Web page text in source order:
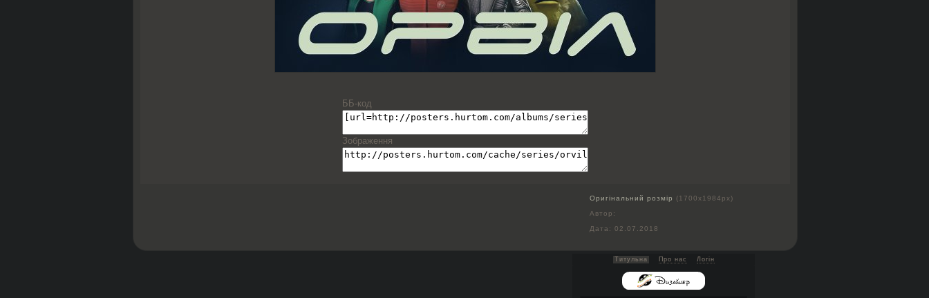
ББ-код
Зображення
Оригінальний розмір
(1700x1984px)
Автор:
Дата: 02.07.2018
Титульна Про нас Логін